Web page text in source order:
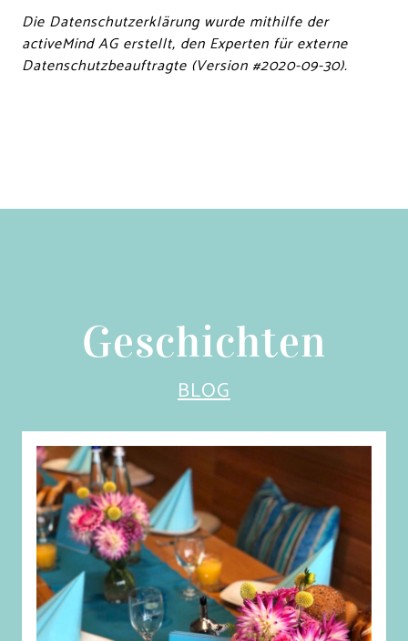
Die Datenschutzerklärung wurde mithilfe der
activeMind AG erstellt, den Experten fürexterne
Datenschutzbeauftragte (Version #2020-09-30).
Geschichten
BLOG